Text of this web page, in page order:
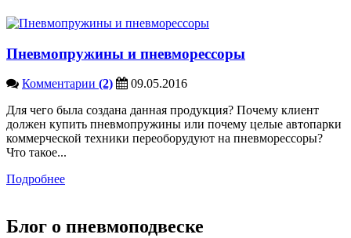
Пневмопружины и пневморессоры
Комментарии (2)
09.05.2016
Для чего была создана данная продукция? Почему клиент
должен купить пневмопружины или почему целые автопарки
коммерческой техники переоборудуют на пневморессоры?
Что такое...
Подробнее
Блог о пневмоподвеске